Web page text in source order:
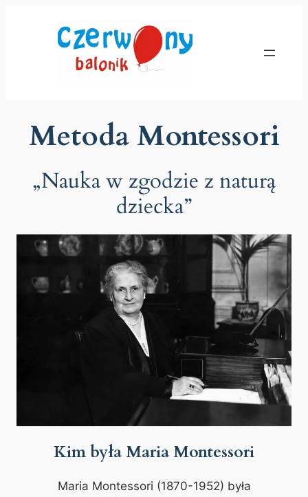
Metoda Montessori
„Nauka w zgodzie z naturą
dziecka”
Kim była Maria Montessori
Maria Montessori (1870-1952) była